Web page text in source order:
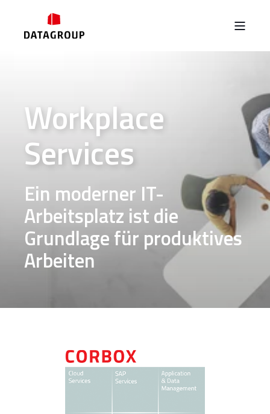
Workplace
Services
Ein moderner IT-
Arbeitsplatz ist die
Grundlage für produktives
Arbeiten